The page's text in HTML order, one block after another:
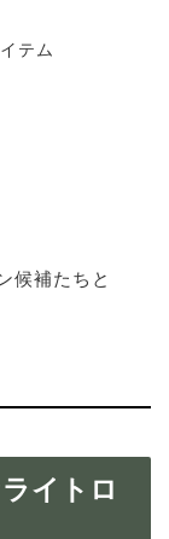
テム
候補たちと
イトロ